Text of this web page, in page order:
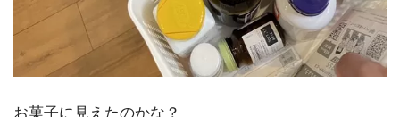
お菓子に見えたのかな？